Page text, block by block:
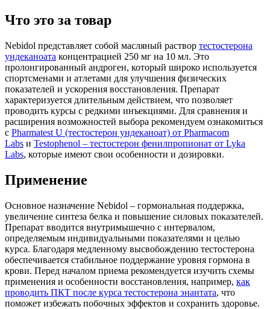
Что это за товар
Nebidol представляет собой масляный раствор тестостерона
ундеканоата концентрацией 250 мг на 10 мл. Это
пролонгированный андроген, который широко используется
спортсменами и атлетами для улучшения физических
показателей и ускорения восстановления. Препарат
характеризуется длительным действием, что позволяет
проводить курсы с редкими инъекциями. Для сравнения и
расширения возможностей выбора рекомендуем ознакомиться
с Pharmatest U (тестостерон ундеканоат) от Pharmacom
Labs и Testophenol – тестостерон фенилпропионат от Lyka
Labs, которые имеют свои особенности и дозировки.
Применение
Основное назначение Nebidol – гормональная поддержка,
увеличение синтеза белка и повышение силовых показателей.
Препарат вводится внутримышечно с интервалом,
определяемым индивидуальными показателями и целью
курса. Благодаря медленному высвобождению тестостерона
обеспечивается стабильное поддержание уровня гормона в
крови. Перед началом приема рекомендуется изучить схемы
применения и особенности восстановления, например, как
проводить ПКТ после курса тестостерона энантата, что
поможет избежать побочных эффектов и сохранить здоровье.